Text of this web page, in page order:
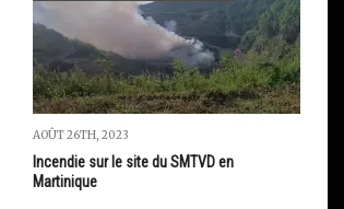
AOÛT 26TH, 2023
Incendie sur le site du SMTVD en
Martinique